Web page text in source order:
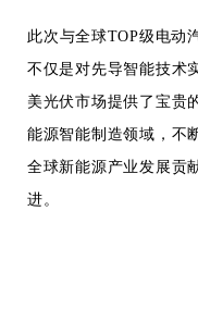
此次与全球TOP级电动
不仅是对先导智能技术
美光伏市场提供了宝贵
能源智能制造领域，不
全球新能源产业发展贡
进。